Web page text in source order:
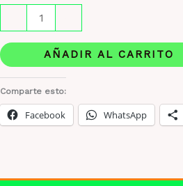
Paul
Elixir
Absolu
Lata
cantidad
AÑADIR AL CARRITO
Comparte esto:
Facebook WhatsApp